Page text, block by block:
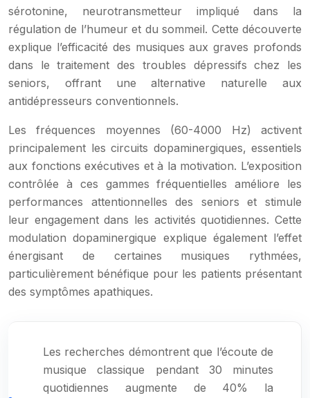
sérotonine, neurotransmetteur impliqué dans la
régulation de l’humeur et du sommeil. Cette découverte
explique l’efficacité des musiques aux graves profonds
dans le traitement des troubles dépressifs chez les
seniors, offrant une alternative naturelle aux
antidépresseurs conventionnels.
Les fréquences moyennes (60-4000 Hz) activent
principalement les circuits dopaminergiques, essentiels
aux fonctions exécutives et à la motivation. L’exposition
contrôlée à ces gammes fréquentielles améliore les
performances attentionnelles des seniors et stimule
leur engagement dans les activités quotidiennes. Cette
modulation dopaminergique explique également l’effet
énergisant de certaines musiques rythmées,
particulièrement bénéfique pour les patients présentant
des symptômes apathiques.
Les recherches démontrent que l’écoute de
musique classique pendant 30 minutes
quotidiennes augmente de 40% la